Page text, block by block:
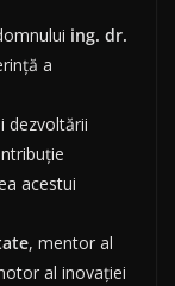
ing. dr.
a
dezvoltării
acestui
, mentor al
al inovației